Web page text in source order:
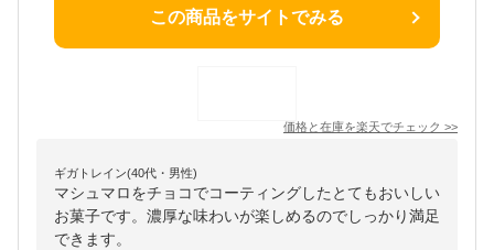
この商品をサイトでみる
価格と在庫を楽天でチェック >>
ギガトレイン(40代・男性)
マシュマロをチョコでコーティングしたとてもおいしい
お菓子です。濃厚な味わいが楽しめるのでしっかり満足
できます。